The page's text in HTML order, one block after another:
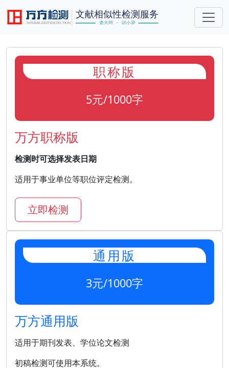
职称版
5元/1000字
万方职称版
检测时可选择发表日期
适用于事业单位等职位评定检测。
立即检测
通用版
3元/1000字
万方通用版
适用于期刊发表、学位论文检测
初稿检测可使用本系统。